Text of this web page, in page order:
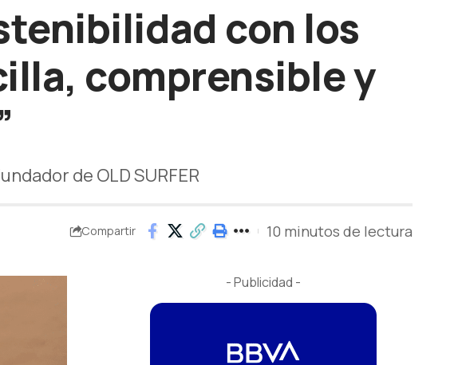
con los
comprensible y
de OLD SURFER
Compartir 10 minutos de lectura
- Publicidad -